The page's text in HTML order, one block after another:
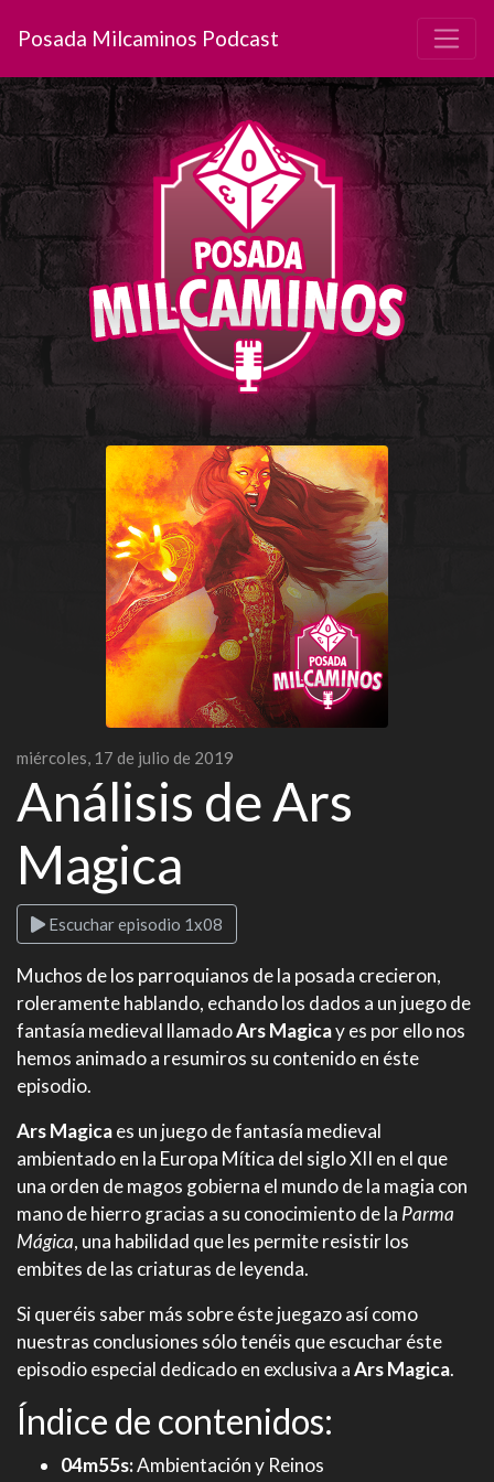
Posada Milcaminos Podcast
miércoles, 17 de julio de 2019
Análisis de Ars
Magica
Escuchar episodio 1x08
Muchos de los parroquianos de la posada crecieron,
roleramente hablando, echando los dados a un juego de
fantasía medieval llamadoArs Magicay es por ello nos
hemos animado a resumiros su contenido en éste
episodio.
Ars Magicaes un juego de fantasía medieval
ambientado en la Europa Mítica del siglo XII en el que
una orden de magos gobierna el mundo de la magia con
mano de hierro gracias a su conocimiento de la Parma
Mágica, una habilidad que les permite resistir los
embites de las criaturas de leyenda.
Si queréis saber más sobre éste juegazo así como
nuestras conclusiones sólo tenéis que escuchar éste
episodio especial dedicado en exclusiva aArs Magica.
Índice de contenidos:
04m55s:Ambientación y Reinos